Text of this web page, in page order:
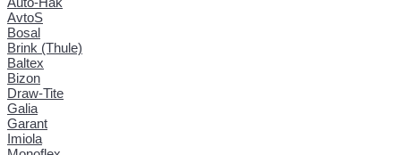
AvtoS
Bosal
Brink (Thule)
Baltex
Bizon
Draw-Tite
Galia
Garant
Imiola